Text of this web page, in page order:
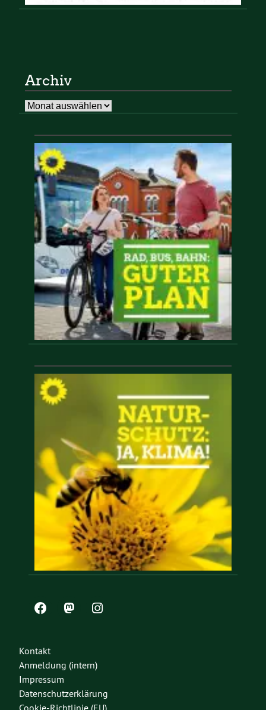
Archiv
Archiv
Kontakt
Anmeldung (intern)
Impressum
Datenschutzerklärung